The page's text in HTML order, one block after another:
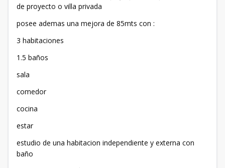
de proyecto o villa privada
posee ademas una mejora de 85mts con :
3 habitaciones
1.5 baños
sala
comedor
cocina
estar
estudio de una habitacion independiente y externa con
baño